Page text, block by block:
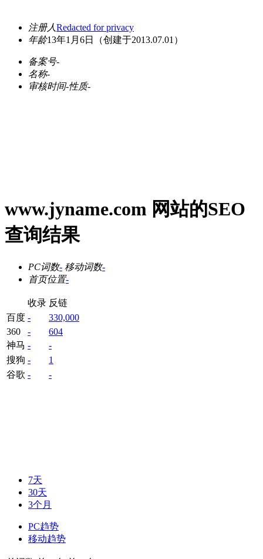
注册人Redacted for privacy
年龄13年1月6日 （创建于2013.07.01）
备案号-
名称-
审核时间-性质-
www.jyname.com 网站的SEO
查询结果
PC词数- 移动词数-
首页位置-
收录 反链
百度 -
330,000
360
-
604
神马 -
-
搜狗 -
1
谷歌 - -
7天
30天
3个月
PC趋势
移动趋势